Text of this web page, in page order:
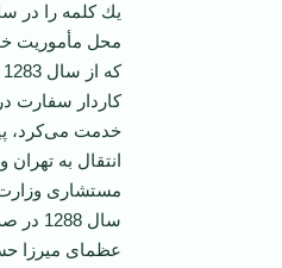
محل‌ مأموریت‌
كاردار سفارت‌
خدمت‌ می‌كرد،
انتقال‌ به‌
مستشاری‌ وزارت‌
سال‌
عظمای‌ میرزا